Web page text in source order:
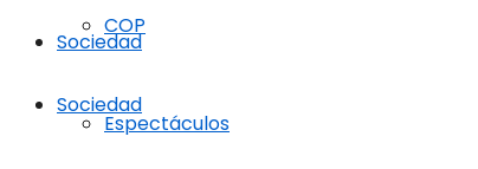
Sociedad
Espectáculos
COP
Sociedad